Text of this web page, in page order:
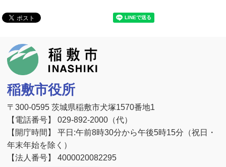
稲敷市役所
〒300-0595 茨城県稲敷市犬塚1570番地1
【電話番号】 029-892-2000（代）
【開庁時間】 平日:午前8時30分から午後5時15分（祝日・
年末年始を除く）
【法人番号】 4000020082295